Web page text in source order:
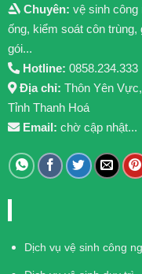
Chuyên: vệ sinh công
ống, kiểm soát côn
gói...
Hotline: 0858.234.333
Địa chỉ: Thôn Yên
Tỉnh Thanh Hoá
Email: chờ cập nhật...
Dịch vụ vệ sinh công